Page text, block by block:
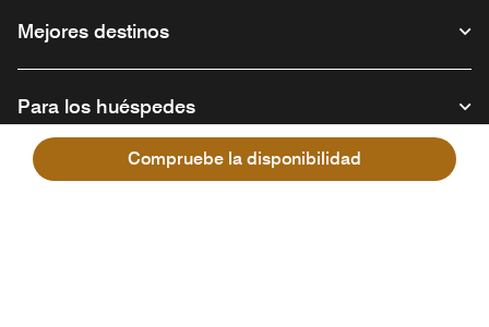
Compruebe la disponibilidad
Mejores destinos
Para los huéspedes
Nuestra empresa